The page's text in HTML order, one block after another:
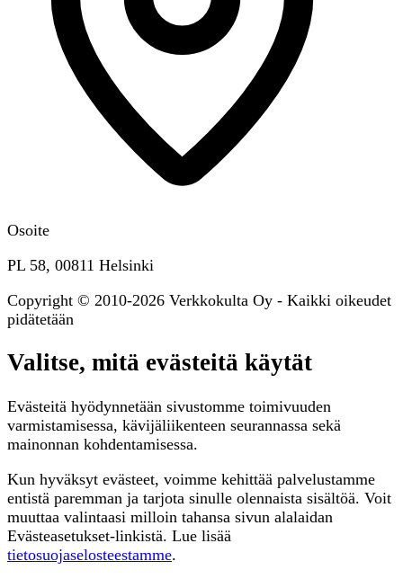
Osoite
PL 58, 00811 Helsinki
Copyright © 2010-2026 Verkkokulta Oy - Kaikki oikeudet
pidätetään
Valitse, mitä evästeitä käytät
Evästeitä hyödynnetään sivustomme toimivuuden
varmistamisessa, kävijäliikenteen seurannassa sekä
mainonnan kohdentamisessa.
Kun hyväksyt evästeet, voimme kehittää palvelustamme
entistä paremman ja tarjota sinulle olennaista sisältöä. Voit
muuttaa valintaasi milloin tahansa sivun alalaidan
Evästeasetukset-linkistä. Lue lisää
tietosuojaselosteestamme.